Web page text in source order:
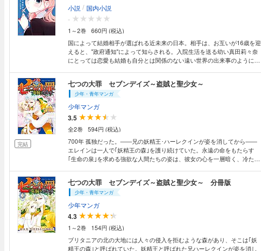
小説 / 国内小説
-
1～2巻
660円 (税込)
国によって結婚相手が選ばれる近未来の日本。相手は、お互いが16歳を迎
えると、"政府通知"によって知らされる。入院生活を送る幼い真田莉々奈
にとっては恋愛も結婚も自分とは関係のない遠い世界の出来事のように感
少女･高崎美咲がいた。これは恋を知らない少女･真田莉々奈の物語。
完結
七つの大罪 セブンデイズ～盗賊と聖少女～
少年・青年マンガ
少年マンガ
3.5
全2巻
594円 (税込)
700年 孤独だった。――兄の妖精王･ハーレクインが姿を消してから――
エレインは一人で｢妖精王の森｣を護り続けていた。永遠の命をもたらす
｢生命の泉｣を求める強欲な人間たちの姿は、彼女の心を一層暗く、冷たい
が、エレインの700年の孤独を癒やしていく……。
七つの大罪 セブンデイズ～盗賊と聖少女～ 分冊版
少年・青年マンガ
少年マンガ
4.3
1～2巻
154円 (税込)
ブリタニアの北の大地には人々の侵入を拒むような森があり、そこは｢妖
精王の森｣と呼ばれていた。妖精王と呼ばれた兄ハーレクインが姿を消し